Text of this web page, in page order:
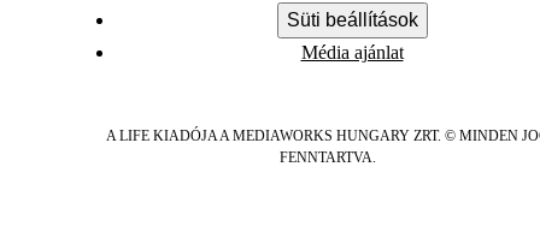
Süti beállítások
Média ajánlat
A LIFE KIADÓJA A MEDIAWORKS HUNGARY ZRT. © MINDEN
FENNTARTVA.